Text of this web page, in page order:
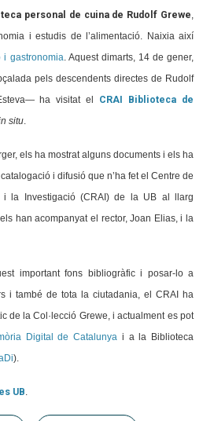
personal de cuina de Rudolf Grewe
i estudis de l’alimentació. Naixia així
i gastronomia . Aquest dimarts, 14 de gener,
pels descendents directes de Rudolf
ha visitat el CRAI Biblioteca de
situ
els ha mostrat alguns documents i els ha
i difusió que n’ha fet el Centre de
i la Investigació (CRAI) de la UB al llarg
han acompanyat el rector, Joan Elias, i la
important fons bibliogràfic i posar-lo a
i també de tota la ciutadania, el CRAI ha
de la Col·lecció Grewe, i actualment es pot
Digital de Catalunya i a la Biblioteca
).
UB